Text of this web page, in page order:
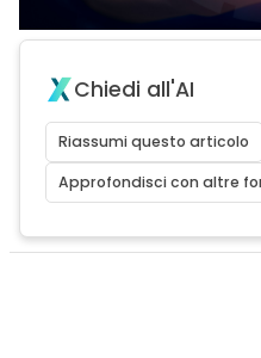
Chiedi all'AI
Riassumi questo articolo
Approfondisci con altre